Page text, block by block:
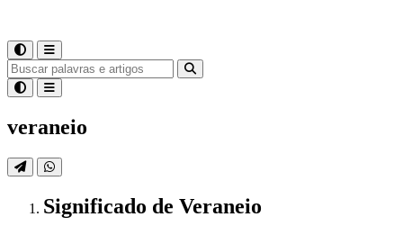
veraneio
Significado de Veraneio